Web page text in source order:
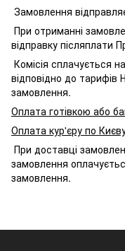
Замовлення
При отриманні
відправку післяплати
Комісія сплачується
відповідно до
замовлення.
Оплата готівкою або
Оплата кур'єру по
При доставці
замовлення
замовлення.